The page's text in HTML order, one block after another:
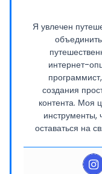
Я увлечен
интернет-
создания
контента. Моя
инструменты,
оставаться на